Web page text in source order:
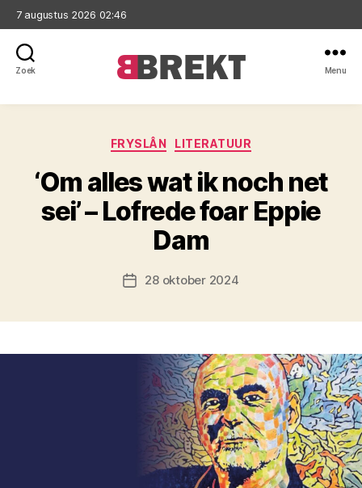
7 augustus 2026 02:46
Zoek Menu
Categorieën
FRYSLÂN LITERATUUR
‘Om alles wat ik noch net
sei’ – Lofrede foar Eppie
Dam
Berichtdatum
28 oktober 2024